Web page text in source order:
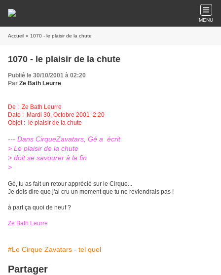
MENU
Accueil » 1070 - le plaisir de la chute
1070 - le plaisir de la chute
Publié le 30/10/2001 à 02:20
Par Ze Bath Leurre
De : Ze Bath Leurre
Date : Mardi 30, Octobre 2001 2:20
Objet : le plaisir de la chute
--- Dans CirqueZavatars, Gé a écrit
> Le plaisir de la chute
> doit se savourer à la fin
>
Gé, tu as fait un retour apprécié sur le Cirque...
Je dois dire que j'ai cru un moment que tu ne reviendrais pas !
à part ça quoi de neuf ?
Ze Bath Leurre
#Le Cirque Zavatars - tel quel
Partager